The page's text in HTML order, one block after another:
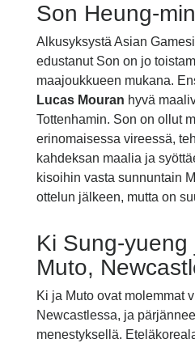
Son Heung-
Alkusyksystä Asian
edustanut Son on jo
maajoukkueen mukana.
Lucas Mouran hyvä
Tottenhamin. Son on ollut
erinomaisessa vireessä,
kahdeksan maalia ja
kisoihin vasta sunnuntain
ottelun jälkeen, mutta on
Ki Sung-yueng
Muto,
Ki ja Muto ovat molemmat
Newcastlessa, ja
menestyksellä.